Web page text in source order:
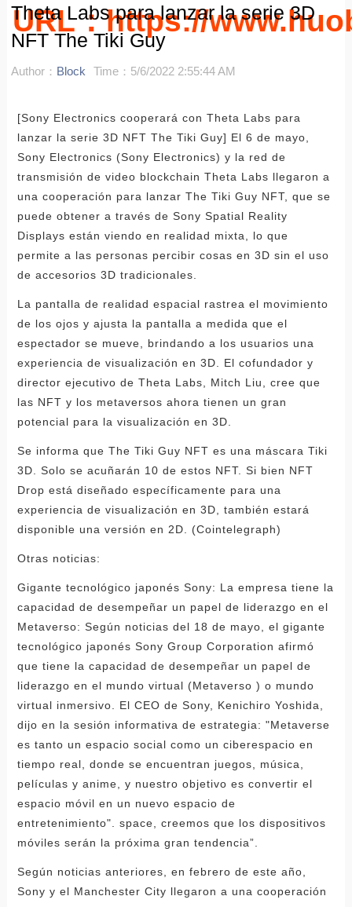
URL：https://
Theta Labs para lanzar la serie 3D
NFT The Tiki Guy
Author： Block Time：5/6/2022 2:55:44 AM
[Sony Electronics cooperará con Theta Labs para
lanzar la serie 3D NFT The Tiki Guy] El 6 de mayo,
Sony Electronics (Sony Electronics) y la red de
transmisión de video blockchain Theta Labs llegaron a
una cooperación para lanzar The Tiki Guy NFT, que se
puede obtener a través de Sony Spatial Reality
Displays están viendo en realidad mixta, lo que
permite a las personas percibir cosas en 3D sin el uso
de accesorios 3D tradicionales.
La pantalla de realidad espacial rastrea el movimiento
de los ojos y ajusta la pantalla a medida que el
espectador se mueve, brindando a los usuarios una
experiencia de visualización en 3D. El cofundador y
director ejecutivo de Theta Labs, Mitch Liu, cree que
las NFT y los metaversos ahora tienen un gran
potencial para la visualización en 3D.
Se informa que The Tiki Guy NFT es una máscara Tiki
3D. Solo se acuñarán 10 de estos NFT. Si bien NFT
Drop está diseñado específicamente para una
experiencia de visualización en 3D, también estará
disponible una versión en 2D. (Cointelegraph)
Otras noticias:
Gigante tecnológico japonés Sony: La empresa tiene la
capacidad de desempeñar un papel de liderazgo en el
Metaverso: Según noticias del 18 de mayo, el gigante
tecnológico japonés Sony Group Corporation afirmó
que tiene la capacidad de desempeñar un papel de
liderazgo en el mundo virtual (Metaverso ) o mundo
virtual inmersivo. El CEO de Sony, Kenichiro Yoshida,
dijo en la sesión informativa de estrategia: "Metaverse
es tanto un espacio social como un ciberespacio en
tiempo real, donde se encuentran juegos, música,
películas y anime, y nuestro objetivo es convertir el
espacio móvil en un nuevo espacio de
entretenimiento". space, creemos que los dispositivos
móviles serán la próxima gran tendencia”.
Según noticias anteriores, en febrero de este año,
Sony y el Manchester City llegaron a una cooperación